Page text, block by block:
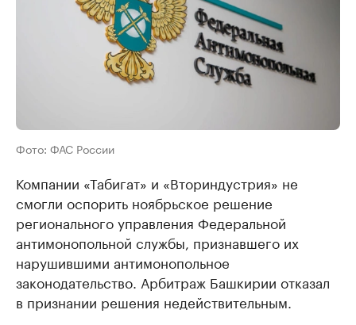
Фото: ФАС России
Компании «Табигат» и «Вториндустрия» не
смогли оспорить ноябрьское решение
регионального управления Федеральной
антимонопольной службы, признавшего их
нарушившими антимонопольное
законодательство. Арбитраж Башкирии отказал
в признании решения недействительным.